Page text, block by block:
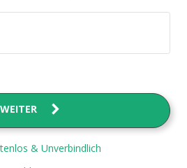
WEITER
& Unverbindlich